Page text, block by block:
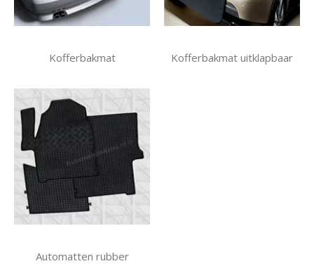
Kofferbakmat Kofferbakmat uitklapbaar
Automatten rubber